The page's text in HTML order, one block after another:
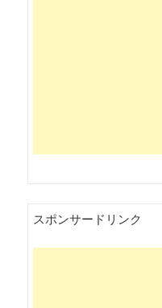
スポンサードリンク